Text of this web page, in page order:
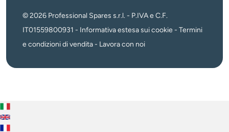
© 2026 Professional Spares s.r.l. - P.IVA e C.F.
IT01559800931 - Informativa estesa sui cookie - Termini
e condizioni di vendita- Lavora con noi